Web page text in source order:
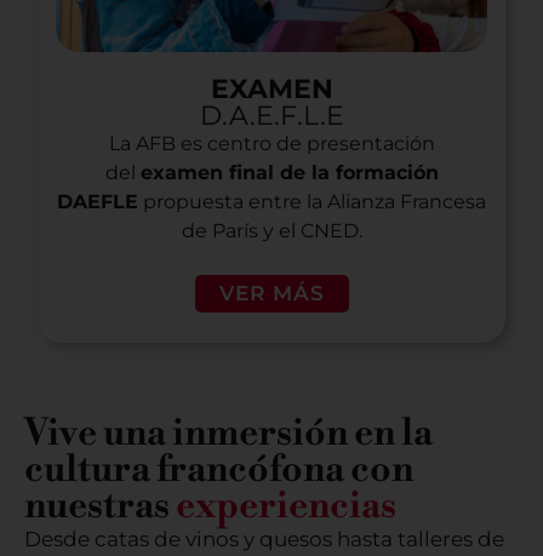
EXAMEN
D.A.E.F.L.E
La AFB es centro de presentación
del examen final de la formación
DAEFLE propuesta entre la Alianza Francesa
de París y el CNED.
VER MÁS
Vive una inmersión en la
cultura francófona con
nuestrasexperiencias
Desde catas de vinos y quesos hasta talleres de